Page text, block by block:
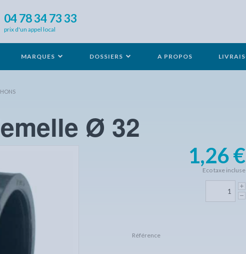
04 78 34 73 33
prix d'un appel local
MARQUES DOSSIERS A PROPOS
Ø 32
1,26 €
Eco taxe incluse
Référence